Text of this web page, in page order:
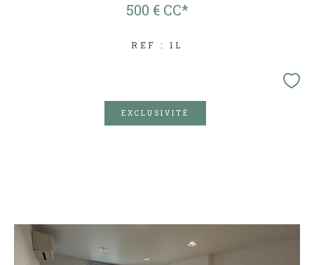
500 € CC*
REF : 1L
EXCLUSIVITÉ